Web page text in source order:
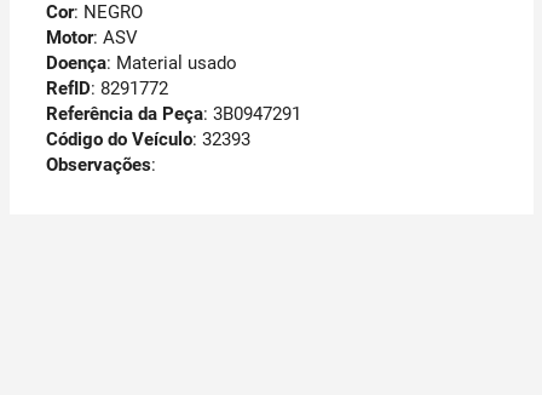
Cor: NEGRO
Motor: ASV
Doença: Material usado
RefID: 8291772
Referência da Peça: 3B0947291
Código do Veículo: 32393
Observações: